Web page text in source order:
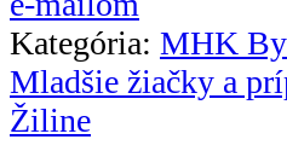
Kategória: MHK
Mladšie žiačky a
Žiline